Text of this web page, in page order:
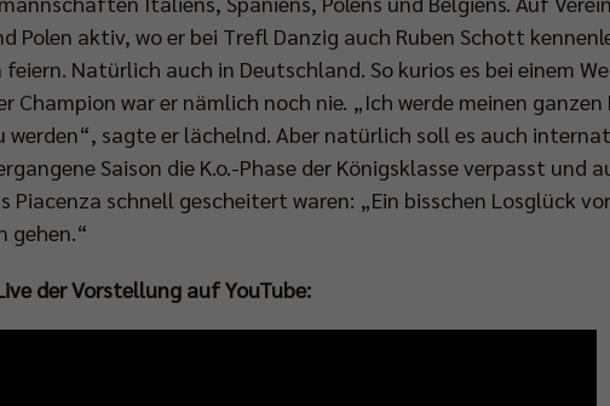
Polen aktiv, wo er bei Trefl Danzig auch Ruben Schott
feiern. Natürlich auch in Deutschland. So kurios es bei einem
Champion war er nämlich noch nie. „Ich werde meinen
werden“, sagte er lächelnd. Aber natürlich soll es auch
Saison die K.o.-Phase der Königsklasse verpasst und
Piacenza schnell gescheitert waren: „Ein bisschen Losglück
gehen.“
der Vorstellung auf YouTube: